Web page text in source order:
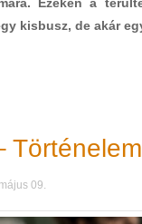
kisbusz, de akár
Történelem
09.